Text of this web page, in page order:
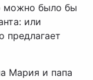
можно было бы
или
предлагает
Мария и папа